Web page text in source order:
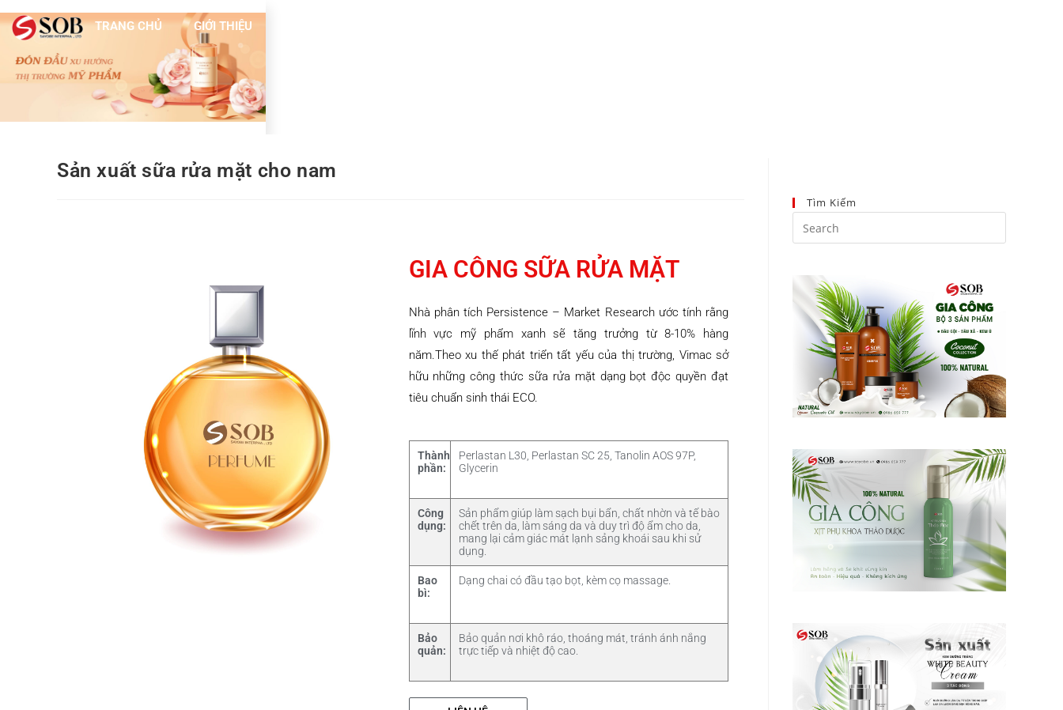
TRANG CHỦ GIỚI THIỆU
Sản xuất sữa rửa mặt cho nam
GIA CÔNG SỮA RỬA MẶT
Nhà phân tích Persistence – Market Research ước tính rằng
lĩnh vực mỹ phẩm xanh sẽ tăng trưởng từ 8-10% hàng
năm.Theo xu thế phát triển tất yếu của thị trường, Vimac sở
hữu những công thức sữa rửa mặt dạng bọt độc quyền đạt
tiêu chuẩn sinh thái ECO.
Thành
phần:
Perlastan L30, Perlastan SC 25, Tanolin AOS 97P,
Glycerin
Công
dụng:
Sản phẩm giúp làm sạch bụi bẩn, chất nhờn và tế bào
chết trên da, làm sáng da và duy trì độ ẩm cho da,
mang lại cảm giác mát lạnh sảng khoái sau khi sử
dụng.
Bao
bì:
Dạng chai có đầu tạo bọt, kèm cọ massage.
Bảo
quản:
Bảo quản nơi khô ráo, thoáng mát, tránh ánh nắng
trực tiếp và nhiệt độ cao.
Tìm Kiếm